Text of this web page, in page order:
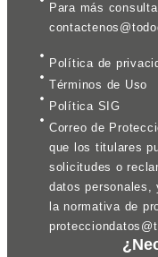
Para más
Política de
Términos de Uso
Política SIG
Correo de
que los titulares
solicitudes o
datos personales,
la normativa de